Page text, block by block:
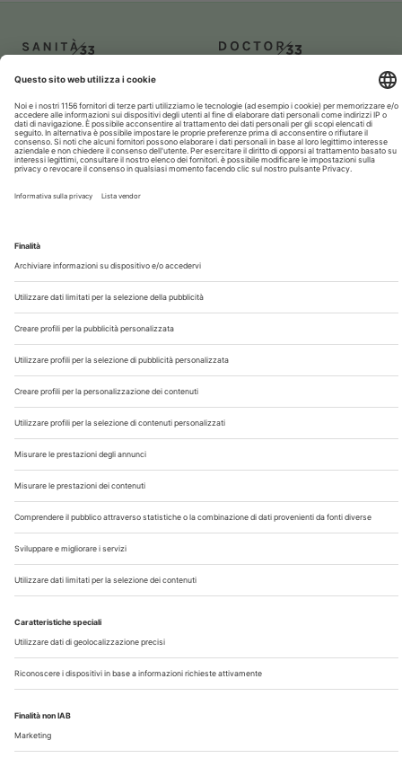
Chi Siamo
Contatti
Note Legali
Privacy
©2026 Edra S.p.a | www.edraspa.it | P.iva 08056040960
| Tel. 02/881841 | Sede legale: Viale Enrico Forlanini 21 -
20134 Milano (Italy)
Registrazione Tribunale di Milano n° 5578/2022 del
5/05/2022